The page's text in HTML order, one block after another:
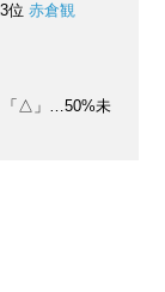
位 赤倉観
「△」…50%未